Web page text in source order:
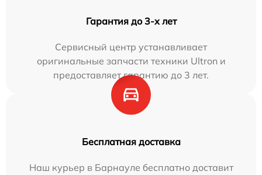
Гарантия до 3-х лет
Сервисный центр устанавливает
оригинальные запчасти техники Ultron и
предоставляет гарантию до 3 лет.
Бесплатная доставка
Наш курьер в Барнауле бесплатно доставит